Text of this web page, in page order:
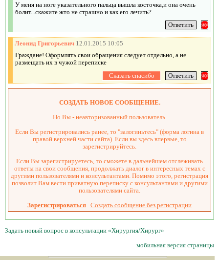
У меня на ноге указательного пальца вышла косточка,и она очень
болит...скажите жто не страшно и как его лечить?
Леонид Григорьевич 12.01.2015 10:05
Граждане! Оформлять свои обращения следует отдельно, а не
размещать их в чужой переписке
СОЗДАТЬ НОВОЕ СООБЩЕНИЕ.
Но Вы - неавторизованный пользователь.
Если Вы регистрировались ранее, то "залогиньтесь" (форма логина в
правой верхней части сайта). Если вы здесь впервые, то
зарегистрируйтесь.
Если Вы зарегистрируетесь, то сможете в дальнейшем отслеживать
ответы на свои сообщения, продолжать диалог в интересных темах с
другими пользователями и консультантами. Помимо этого, регистрация
позволит Вам вести приватную переписку с консультантами и другими
пользователями сайта.
Зарегистрироваться Создать сообщение без регистрации
Задать новый вопрос в консультации «Хирургия/Хирург»
мобильная версия страницы